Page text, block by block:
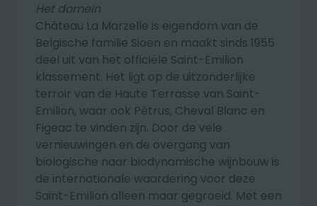
Het domein
Château La Marzelle is eigendom van de
Belgische familie Sioen en maakt sinds 1955
deel uit van het officiële Saint-Emilion
klassement. Het ligt op de uitzonderlijke
terroir van de Haute Terrasse van Saint-
Emilion, waar ook Pétrus, Cheval Blanc en
Figeac te vinden zijn. Door de vele
vernieuwingen en de overgang van
biologische naar biodynamische wijnbouw is
de internationale waardering voor deze
Saint-Emilion alleen maar gegroeid. Met een